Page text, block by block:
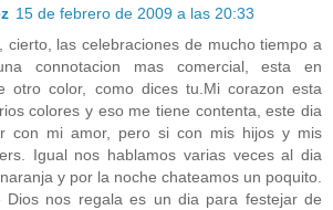
15 de febrero de 2009 a las 20:33
cierto, las celebraciones de mucho tiempo a
connotacion mas comercial, esta en
otro color, como dices tu.Mi corazon esta
colores y eso me tiene contenta, este dia
con mi amor, pero si con mis hijos y mis
Igual nos hablamos varias veces al dia
y por la noche chateamos un poquito.
Dios nos regala es un dia para festejar de